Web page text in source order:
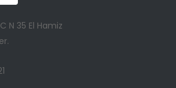
N 35 El Hamiz